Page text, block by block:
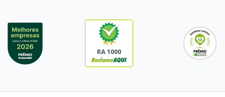
RA 1000